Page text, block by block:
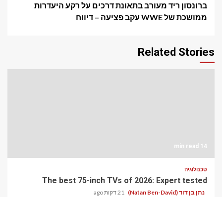
ברונסון ריד מעורב בתאונת דרכים על רקע היעדרות
ממושכת של WWE עקב פציעה – דיווח
Related Stories
14 min read
טכנולוגיה
The best 75-inch TVs of 2026: Expert tested
נתן בן דוד (Natan Ben-David) 21 דקות ago